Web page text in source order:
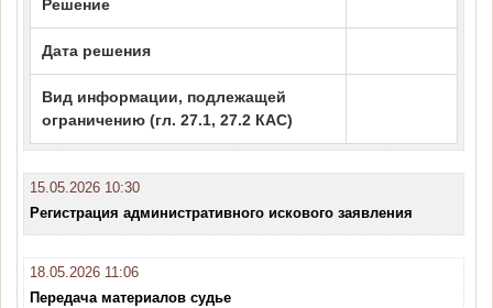
Решение
Дата решения
Вид информации, подлежащей
ограничению (гл. 27.1, 27.2 КАС)
15.05.2026 10:30
Регистрация административного искового заявления
18.05.2026 11:06
Передача материалов судье